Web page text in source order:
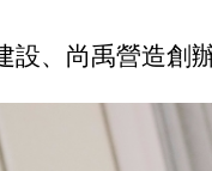
設、尚禹營造創